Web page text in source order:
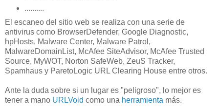
..........
El escaneo del sitio web se realiza con una serie de
antivirus como BrowserDefender, Google Diagnostic,
hpHosts, Malware Center, Malware Patrol,
MalwareDomainList, McAfee SiteAdvisor, McAfee Trusted
Source, MyWOT, Norton SafeWeb, ZeuS Tracker,
Spamhaus y ParetoLogic URL Clearing House entre otros.
Ante la duda sobre si un lugar es "peligroso", lo mejor es
tener a mano URLVoid como una herramienta más.